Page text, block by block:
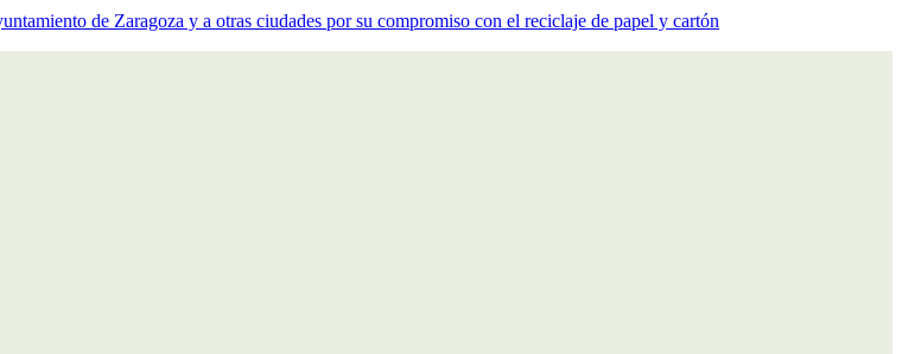
de Zaragoza y a otras ciudades por su compromiso con el reciclaje de papel y cartón